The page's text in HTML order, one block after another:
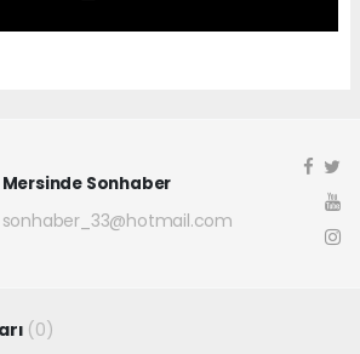
Mersinde Sonhaber
sonhaber_33@hotmail.com
(0)